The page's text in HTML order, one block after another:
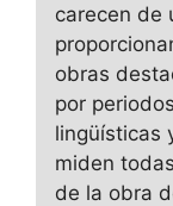
carecen de
obras
por
lingüísticas
miden
de la obra